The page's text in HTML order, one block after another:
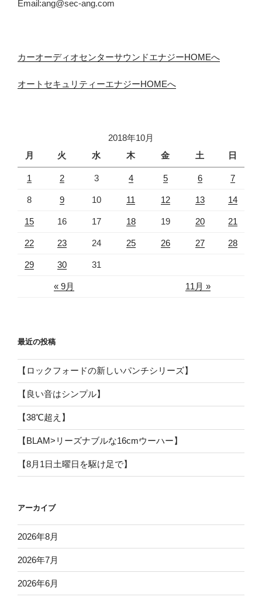
Email:ang@sec-ang.com
カーオーディオセンターサウンドエナジーHOMEへ
オートセキュリティーエナジーHOMEへ
2018年10月
月
火 水 木 金 土 日
« 9月 11月 »
1 2 3 4 5 6 7
8 9 10 11 12 13 14
15 16 17 18 19 20 21
22 23 24 25 26 27 28
29 30 31
最近の投稿
【ロックフォードの新しいパンチシリーズ】
【良い音はシンプル】
【38℃超え】
【BLAM>リーズナブルな16cmウーハー】
【8月1日土曜日を駆け足で】
アーカイブ
2026年8月
2026年7月
2026年6月